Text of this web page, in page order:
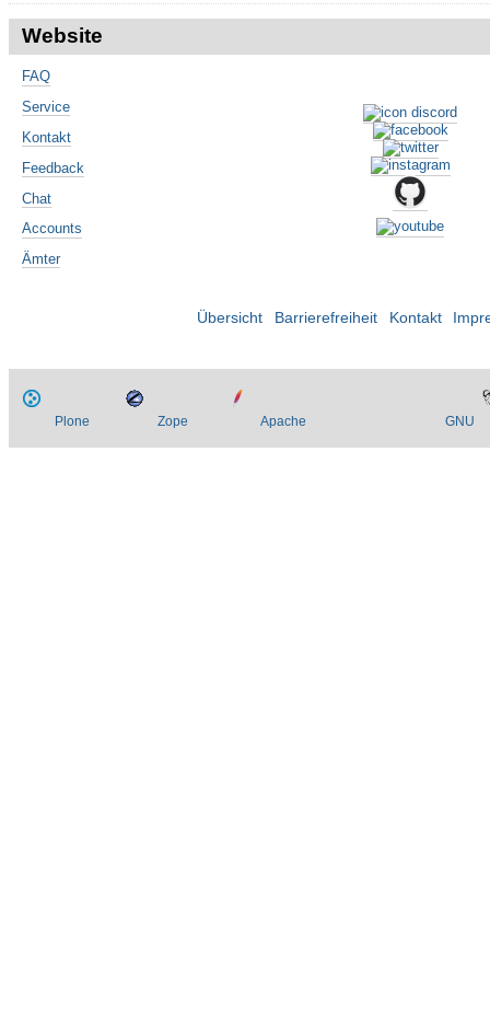
Website
FAQ
Service
Kontakt
Feedback
Chat
Accounts
Ämter
Übersicht Barrierefreiheit Kontakt
Plone Zope Apache GNU